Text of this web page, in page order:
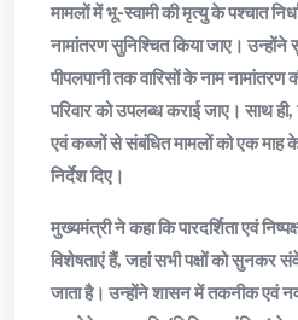
मामलों में भू-स्वामी की मृत्यु के पश्चात
नामांतरण सुनिश्चित किया जाए। उन्होंने
पीपलपानी तक वारिसों के नाम नामांतरण
परिवार को उपलब्ध कराई जाए। साथ ही,
एवं कब्जों से संबंधित मामलों को एक माह
निर्देश दिए।
मुख्यमंत्री ने कहा कि पारदर्शिता एवं
विशेषताएं हैं, जहां सभी पक्षों को सुनकर
जाता है। उन्होंने शासन में तकनीक एवं